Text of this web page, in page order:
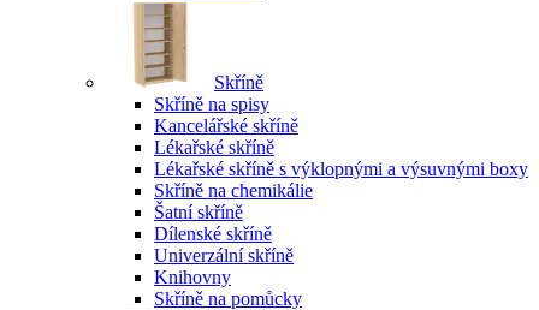
Skříně
Skříně na spisy
Kancelářské skříně
Lékařské skříně
Lékařské skříně s výklopnými a výsuvnými boxy
Skříně na chemikálie
Šatní skříně
Dílenské skříně
Univerzální skříně
Knihovny
Skříně na pomůcky